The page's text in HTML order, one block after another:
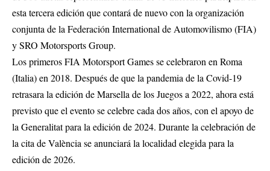
esta tercera edición que contará de nuevo con la organización
conjunta de la Federación International de Automovilismo (FIA)
y SRO Motorsports Group.
Los primeros FIA Motorsport Games se celebraron en Roma
(Italia) en 2018. Después de que la pandemia de la Covid-19
retrasara la edición de Marsella de los Juegos a 2022, ahora está
previsto que el evento se celebre cada dos años, con el apoyo de
la Generalitat para la edición de 2024. Durante la celebración de
la cita de València se anunciará la localidad elegida para la
edición de 2026.